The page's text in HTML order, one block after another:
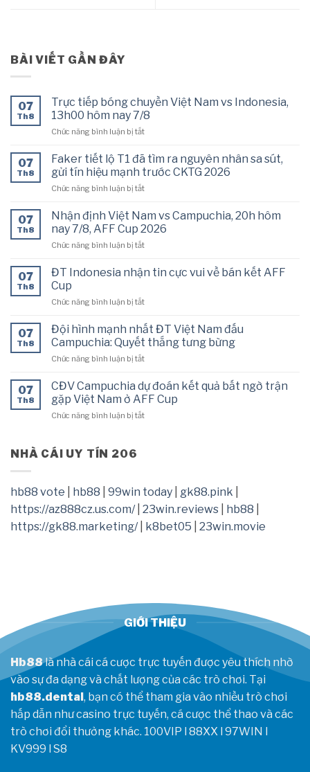
BÀI VIẾT GẦN ĐÂY
07
Th8
Trực tiếp bóng chuyền Việt Nam vs Indonesia,
13h00 hôm nay 7/8
Chức năng bình luận bị tắtở
tiếp
bóng
chuyền
Việt
vs
Indonesia,
hôm
7/8
07
Th8
Faker tiết lộ T1 đã tìm ra nguyên nhân sa sút,
gửi tín hiệu mạnh trước CKTG 2026
Chức năng bình luận bị tắtở
tiết
lộ
T1
đã
ra
sa
gửi
tín
mạnh
CKTG
2026
07
Th8
Nhận định Việt Nam vs Campuchia, 20h hôm
nay 7/8, AFF Cup 2026
Chức năng bình luận bị tắtở
định
vs
20h
hôm
7/8,
Cup
2026
07
Th8
ĐT Indonesia nhận tin cực vui về bán kết AFF
Cup
Chức năng bình luận bị tắtở
Indonesia
nhận
tin
cực
về
bán
AFF
07
Th8
Đội hình mạnh nhất ĐT Việt Nam đấu
Campuchia: Quyết thắng tưng bừng
Chức năng bình luận bị tắtở
hình
mạnh
nhất
ĐT
thắng
bừng
07
Th8
CĐV Campuchia dự đoán kết quả bất ngờ trận
gặp Việt Nam ở AFF Cup
Chức năng bình luận bị tắtở
quả
bất
ngờ
trận
gặp
NHÀ CÁI UY TÍN 206
hb88 vote hb88 99win today gk88.pink
https://az888cz.us.com/| 23win.reviews hb88
https://gk88.marketing/| k8bet05 23win.movie
GIỚI THIỆU
Hb88là nhà cái cá cược trực tuyến được yêu thích nhờ
vào sự đa dạng và chất lượng của các trò chơi. Tại
hb88.dental, bạn có thể tham gia vào nhiều trò chơi
hấp dẫn như casino trực tuyến, cá cược thể thao và các
trò chơi đổi thưởng khác. 100VIP l 88XX l 97WIN l
KV999 l S8